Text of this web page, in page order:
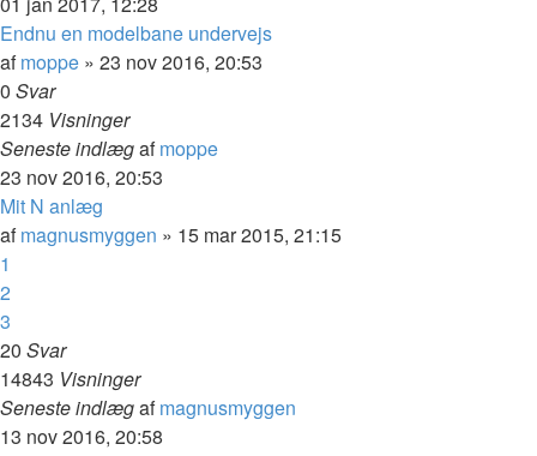
Endnu en modelbane undervejs
afmoppe » 23 nov 2016, 20:53
0 Svar
2134 Visninger
Seneste indlægafmoppe
23 nov 2016, 20:53
Mit N anlæg
afmagnusmyggen » 15 mar 2015, 21:15
1
2
3
20 Svar
14843 Visninger
Seneste indlægafmagnusmyggen
13 nov 2016, 20:58